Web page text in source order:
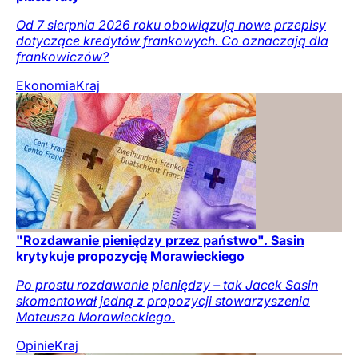
Od 7 sierpnia 2026 roku obowiązują nowe przepisy
dotyczące kredytów frankowych. Co oznaczają dla
frankowiczów?
EkonomiaKraj
"Rozdawanie pieniędzy przez państwo". Sasin
krytykuje propozycję Morawieckiego
Po prostu rozdawanie pieniędzy – tak Jacek Sasin
skomentował jedną z propozycji stowarzyszenia
Mateusza Morawieckiego.
OpinieKraj